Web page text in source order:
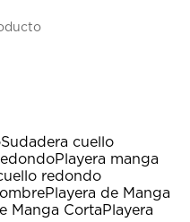
Sudadera cuello
Playera manga
redondo
Playera de Manga
Manga CortaPlayera